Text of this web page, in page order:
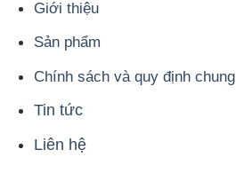
Giới thiệu
Sản phẩm
Chính sách và quy định chung
Tin tức
Liên hệ